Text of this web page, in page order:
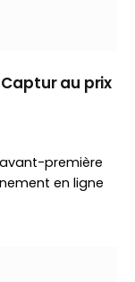
Captur au prix
première
en ligne